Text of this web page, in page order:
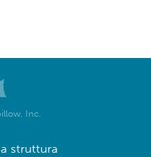
Inc.
struttura